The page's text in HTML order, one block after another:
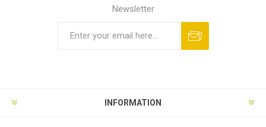
Newsletter
INFORMATION